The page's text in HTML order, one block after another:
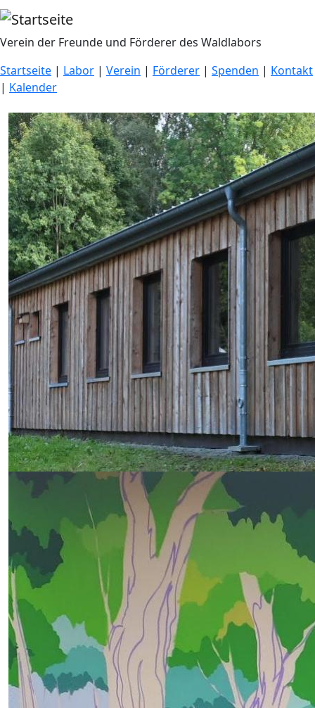
Direkt zum Inhalt
Verein der Freunde und Förderer des Waldlabors
Startseite | Labor | Verein | Förderer | Spenden | Kontakt
| Kalender